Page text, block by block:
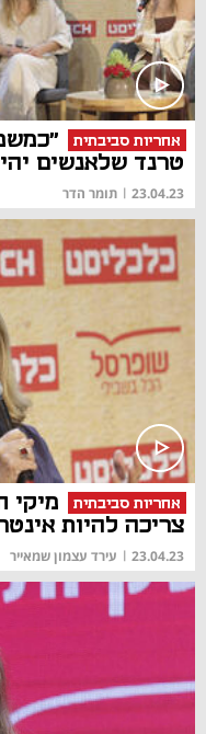
אחריות סביבתית
טרנד שלאנשים
23.04.23
| תומר הדר
אחריות סביבתית
מיקי
צריכה להיות
23.04.23
| עירד עצמון שמאייר